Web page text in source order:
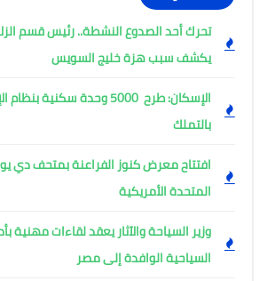
تحرك أحد الصدوع النشطة.. رئيس قسم
يكشف سبب هزة خليج السويس
الإسكان: طرح 5000 وحدة سكنية
بالتملك
افتتاح معرض كنوز الفراعنة بمتحف دي
المتحدة الأمريكية
وزير السياحة والآثار يعقد لقاءات مهنية
السياحية الوافدة إلى مصر